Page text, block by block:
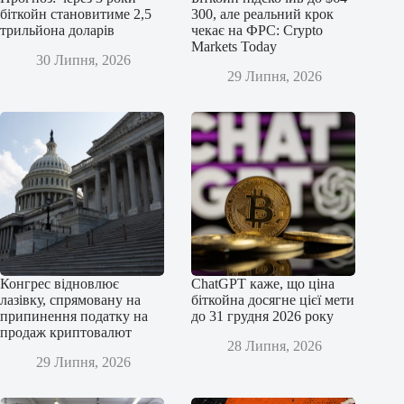
біткойн становитиме 2,5
трильйона доларів
30 Липня, 2026
300, але реальний крок
чекає на ФРС: Crypto
Markets Today
29 Липня, 2026
Конгрес відновлює
лазівку, спрямовану на
припинення податку на
продаж криптовалют
29 Липня, 2026
ChatGPT каже, що ціна
біткойна досягне цієї мети
до 31 грудня 2026 року
28 Липня, 2026